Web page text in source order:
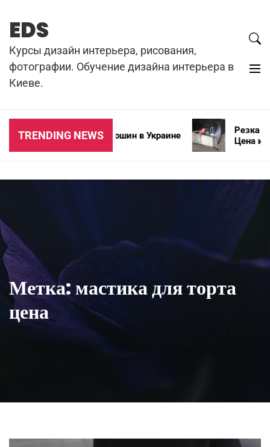
content
EDS
Курсы дизайн интерьера, рисования,
фотографии. Обучение дизайна интерьера в
Киеве.
TRENDING NEWS
Типы зимних автошин в Украине
Резка
Цена и
Метка:мастика для торта
цена